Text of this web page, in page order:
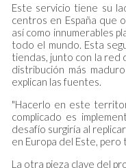
Este servicio tiene su
centros en España que
así como innumerables
todo el mundo. Esta
tiendas, junto con la red
distribución más
explican las fuentes.
"Hacerlo en este
complicado es
desafío surgiría al
en Europa del Este, pero
La otra pieza clave del